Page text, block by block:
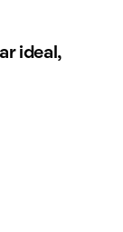
ideal,